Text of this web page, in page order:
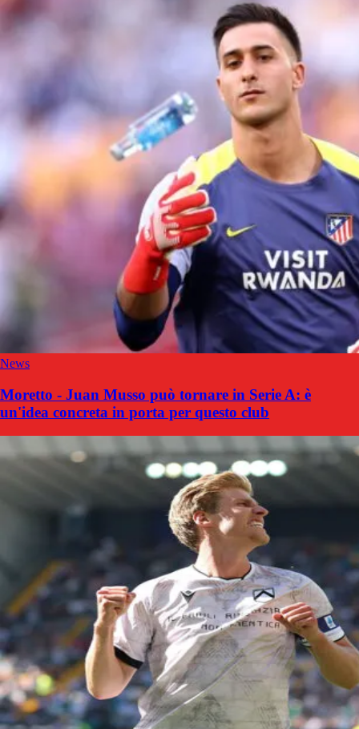
News
Moretto - Juan Musso può tornare in Serie A: è
un'idea concreta in porta per questo club